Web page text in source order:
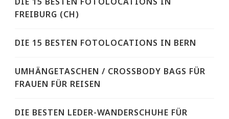
FREIBURG (CH)
DIE 15 BESTEN FOTOLOCATIONS IN BERN
UMHÄNGETASCHEN / CROSSBODY BAGS FÜR
FRAUEN FÜR REISEN
DIE BESTEN LEDER-WANDERSCHUHE FÜR